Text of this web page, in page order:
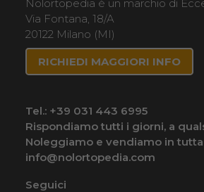
Nolortopedia è un marchio di
Via Fontana, 18/A
20122 Milano (MI)
RICHIEDI MAGGIORI INFO
Tel.: +39 031 443 6995
Rispondiamo tutti i giorni, a
Noleggiamo e vendiamo in tutta
info@nolortopedia.com
Seguici